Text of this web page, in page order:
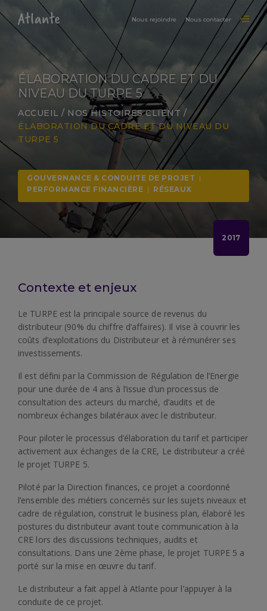
Nous rejoindre Nous contacter
ÉLABORATION DU CADRE ET DU
NIVEAU DU TURPE 5
ACCUEIL / NOS HISTOIRES CLIENT /
ÉLABORATION DU CADRE ET DU NIVEAU DU
TURPE 5
GOUVERNANCE & CONDUITE DE PROJET |
PERFORMANCE FINANCIÈRE | RÉSEAUX
2017
Contexte et enjeux
Le TURPE est la principale source de revenus du
distributeur (90% du chiffre d’affaires). Il vise à couvrir les
coûts d’exploitations du Distributeur et à rémunérer ses
investissements.
Il est défini par la Commission de Régulation de l’Energie
pour une durée de 4 ans à l’issue d’un processus de
consultation des acteurs du marché, d’audits et de
nombreux échanges bilatéraux avec le distributeur.
Pour piloter le processus d’élaboration du tarif et participer
activement aux échanges de la CRE, Le distributeur a créé
le projet TURPE 5.
Piloté par la Direction finances, ce projet a coordonné
l’ensemble des métiers concernés sur les sujets niveaux et
cadre de régulation, construit le business plan, élaboré les
postures du distributeur avant toute communication à la
CRE lors des discussions techniques, audits et
consultations. Dans une 2ème phase, le projet TURPE 5 a
porté sur la mise en œuvre du tarif.
Le distributeur a fait appel à Atlante pour l’appuyer à la
conduite de ce projet.